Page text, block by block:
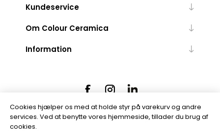
Kundeservice
Om Colour Ceramica
Information
Cookies hjælper os med at holde styr på varekurv og andre
services. Ved at benytte vores hjemmeside, tillader du brug af
cookies.